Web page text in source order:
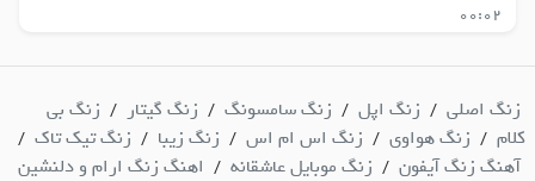
00:02
زنگ اصلی / زنگ اپل / زنگ سامسونگ / زنگ گیتار / زنگ بی
کلام / زنگ هواوی / زنگ اس ام اس / زنگ زیبا / زنگ تیک تاک /
آهنگ زنگ آیفون / زنگ موبایل عاشقانه / اهنگ زنگ ارام و دلنشین